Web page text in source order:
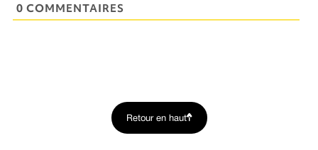
0 COMMENTAIRES
Retour en haut